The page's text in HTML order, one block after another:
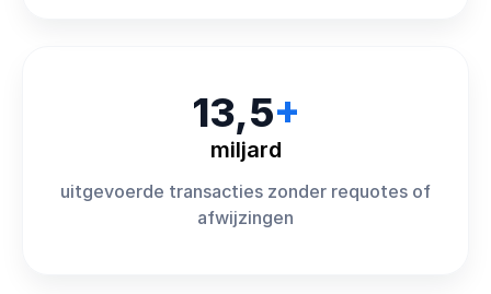
13,5+
miljard
uitgevoerde transacties zonder requotes of
afwijzingen